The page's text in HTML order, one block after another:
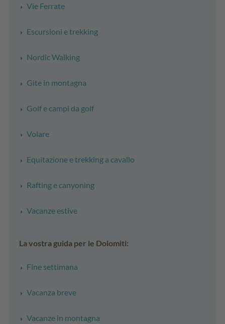
Vie Ferrate
Escursioni e trekking
Nordic Walking
Gite in montagna
Golf e campi da golf
Volare
Equitazione e trekking a cavallo
Rafting e canyoning
Vacanze estive
La vostra guida per le Dolomiti:
Fine settimana
Vacanza breve
Vacanze in montagna